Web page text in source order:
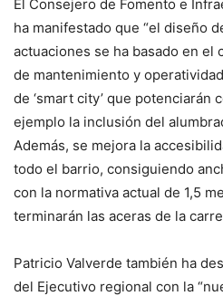
El Consejero de Fomento e
ha manifestado que “el diseño
actuaciones se ha basado en el
de mantenimiento y
de ‘smart city’ que potenciarán
ejemplo la inclusión del
Además, se mejora la
todo el barrio, consiguiendo
con la normativa actual de 1,5
terminarán las aceras de la
Patricio Valverde también ha
del Ejecutivo regional con la